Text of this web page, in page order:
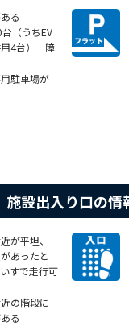
ある
（うちEV
用4台） 障
車高2.6M
駐車場が
施設出入り口の情
が平坦、
あったと
すで走行可
の階段に
る